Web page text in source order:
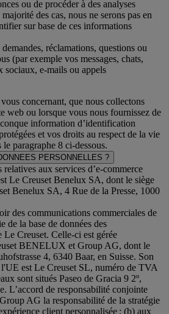
ou de procéder à des analyses
des cas, nous ne serons pas en
sur base de ces informations
réclamations, questions ou
(par exemple vos messages, chats,
sociaux, e-mails ou appels
concernant, que nous collectons
web ou lorsque vous nous fournissez de
information d’identification
et vos droits au respect de la vie
paragraphe 8 ci-dessous.
PERSONNELLES ?
aux services d’e-commerce
Le Creuset Benelux SA, dont le siège
Benelux SA, 4 Rue de la Presse, 1000
des communications commerciales de
de la base de données des
Le Creuset. Celle-ci est gérée
BENELUX et Group AG, dont le
4, 6340 Baar, en Suisse. Son
l'UE est Le Creuset SL, numéro de TVA
sont situés Paseo de Gracia 9 2º,
L’accord de responsabilité conjointe
AG la responsabilité de la stratégie
client personnalisée ; (b) aux